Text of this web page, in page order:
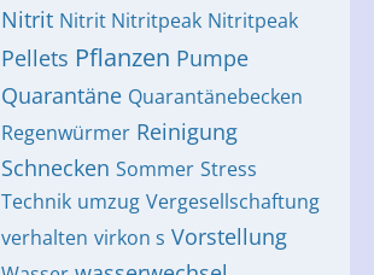
Nitrit Nitrit Nitritpeak Nitritpeak
Pellets Pflanzen Pumpe
Quarantäne Quarantänebecken
Regenwürmer Reinigung
Schnecken Sommer Stress
Technik umzug Vergesellschaftung
verhalten virkon s Vorstellung